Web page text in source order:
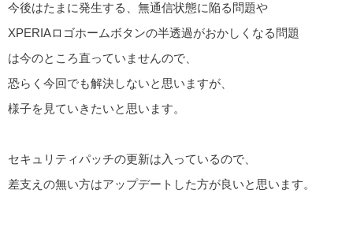
今後はたまに発生する、無通信状態に陥る問題や
XPERIAロゴホームボタンの半透過がおかしくなる問題
は今のところ直っていませんので、
恐らく今回でも解決しないと思いますが、
様子を見ていきたいと思います。
セキュリティパッチの更新は入っているので、
差支えの無い方はアップデートした方が良いと思います。